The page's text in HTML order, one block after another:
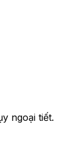
ngoại tiết.